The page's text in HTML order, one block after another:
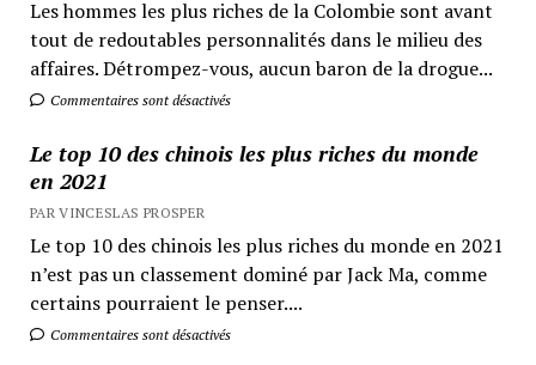
Les hommes les plus riches de la Colombie sont avant
tout de redoutables personnalités dans le milieu des
affaires. Détrompez-vous, aucun baron de la drogue...
Commentaires sont désactivés
Le top 10 des chinois les plus riches du monde
en 2021
PAR VINCESLAS PROSPER
Le top 10 des chinois les plus riches du monde en 2021
n’est pas un classement dominé par Jack Ma, comme
certains pourraient le penser....
Commentaires sont désactivés